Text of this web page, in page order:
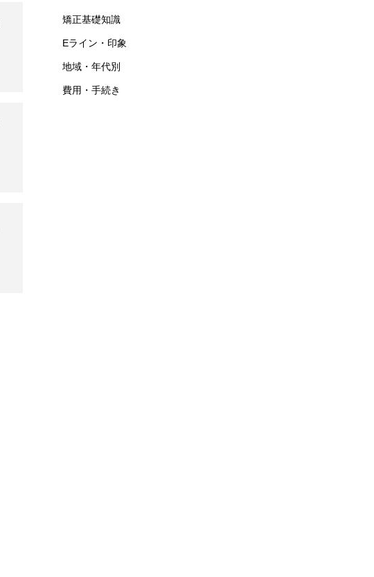
矯正基礎知識
Eライン・印象
地域・年代別
費用・手続き